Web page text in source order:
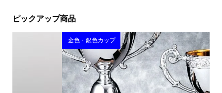
ピックアップ商品